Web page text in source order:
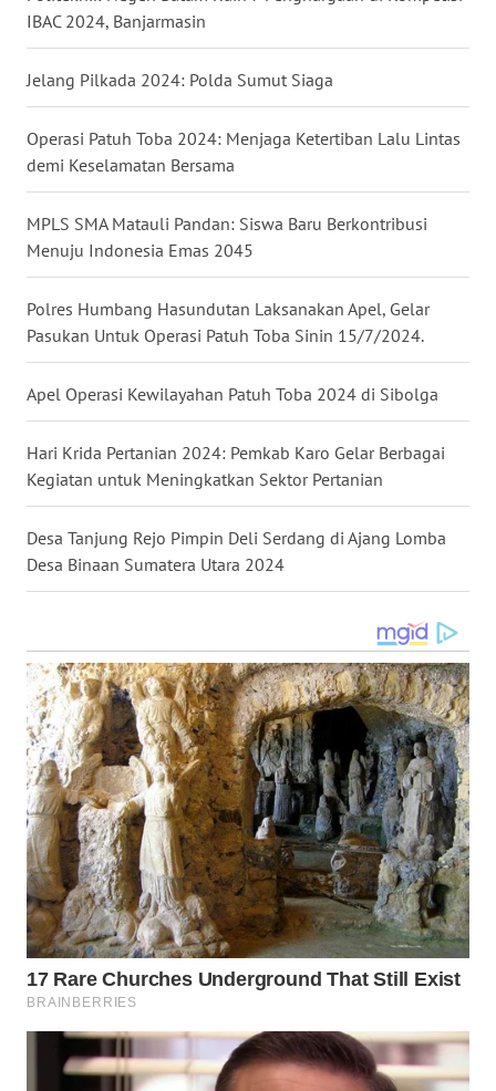
IBAC 2024, Banjarmasin
Jelang Pilkada 2024: Polda Sumut Siaga
Operasi Patuh Toba 2024: Menjaga Ketertiban Lalu Lintas
demi Keselamatan Bersama
MPLS SMA Matauli Pandan: Siswa Baru Berkontribusi
Menuju Indonesia Emas 2045
Polres Humbang Hasundutan Laksanakan Apel, Gelar
Pasukan Untuk Operasi Patuh Toba Sinin 15/7/2024.
Apel Operasi Kewilayahan Patuh Toba 2024 di Sibolga
Hari Krida Pertanian 2024: Pemkab Karo Gelar Berbagai
Kegiatan untuk Meningkatkan Sektor Pertanian
Desa Tanjung Rejo Pimpin Deli Serdang di Ajang Lomba
Desa Binaan Sumatera Utara 2024
WN
NUSANTARA
WN
JOGJA
WN
JATIM
BALI
KALBAR
WN
KALTENG
WN
KALTARA
KALSEL
WN
KALTIM
WN
SULSEL
WN
GORONTALO
WN
SULUT
WN
MALUKU